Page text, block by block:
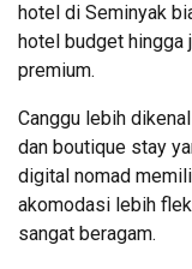
hotel di Seminyak
hotel budget hingga
premium.
Canggu lebih
dan boutique stay
digital nomad
akomodasi lebih
sangat beragam.